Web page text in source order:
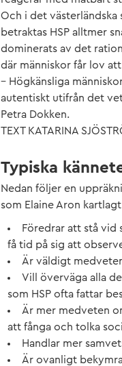
Och i det västerländska
betraktas HSP alltmer
dominerats av det
där människor får lov
– Högkänsliga
autentiskt utifrån det
Petra Dokken.
TEXT KATARINA
Typiska
Nedan följer en
som Elaine Aron
Föredrar att stå vid
få tid på sig att
Är väldigt
Vill överväga alla
som HSP ofta fattar
Är mer medveten
att fånga och tolka
Handlar mer
Är ovanligt